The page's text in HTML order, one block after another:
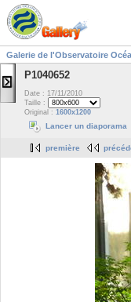
Galerie de l'Observatoire
P1040652
Date : 17/11/2010
Taille :
Original : 1600x1200
Lancer un diaporama
première